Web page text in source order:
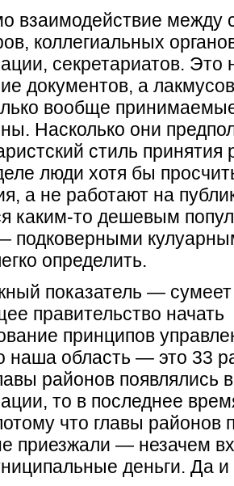
взаимодействие между
коллегиальных
секретариатов. Это
документов, а
вообще
Насколько они
стиль
люди хотя бы
а не работают на
каким-то дешевым
подковерными
определить.
показатель — сумеет
правительство начать
принципов
наша область — это 33
районов появлялись
то в последнее
что главы районов
приезжали — незачем
деньги. Да